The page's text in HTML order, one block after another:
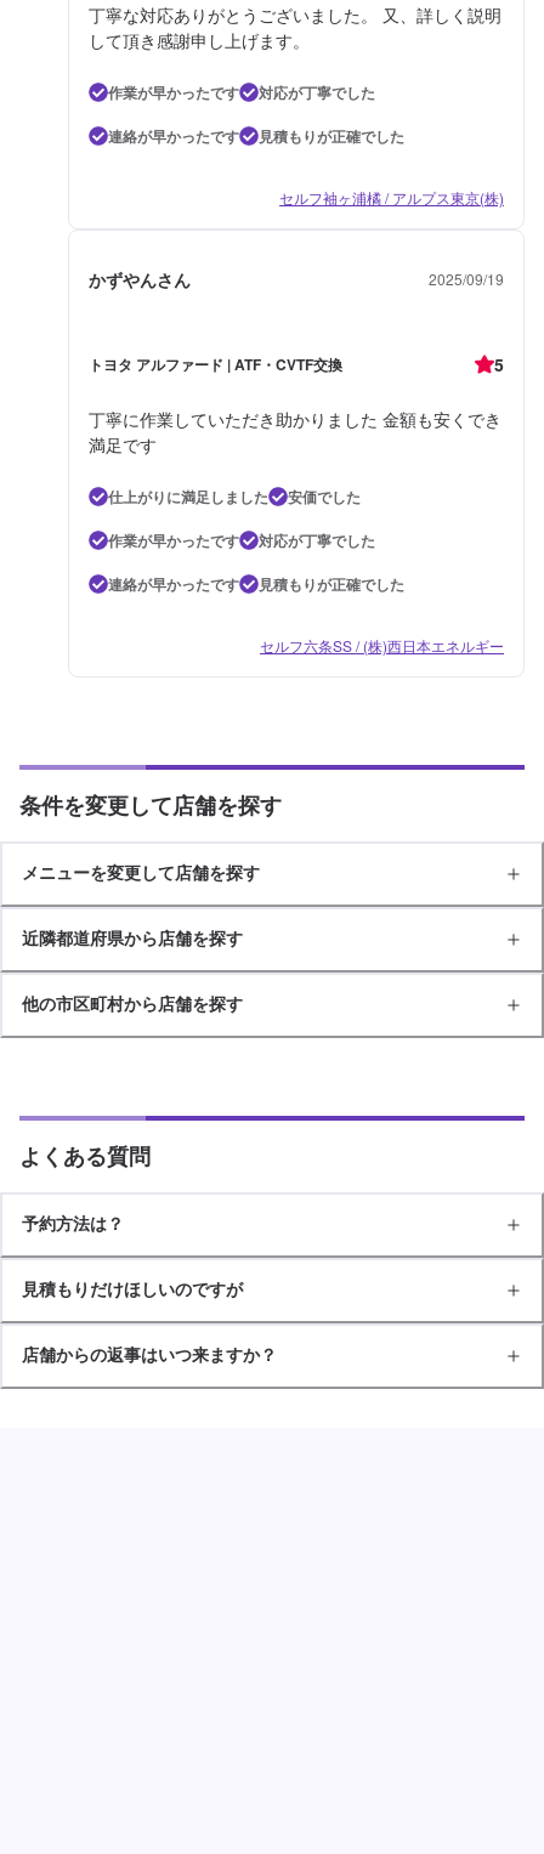
丁寧な対応ありがとうございました。 又、詳しく説明
して頂き感謝申し上げます。
作業が早かったです
対応が丁寧でした
連絡が早かったです
見積もりが正確でした
セルフ袖ヶ浦橘 / アルプス東京(株)
かずやんさん 2025/09/19
トヨタ アルファード | ATF・CVTF交換 5
丁寧に作業していただき助かりました 金額も安くでき
満足です
仕上がりに満足しました
安価でした
作業が早かったです
対応が丁寧でした
連絡が早かったです
見積もりが正確でした
セルフ六条SS / (株)西日本エネルギー
条件を変更して店舗を探す
メニューを変更して店舗を探す
近隣都道府県から店舗を探す
他の市区町村から店舗を探す
よくある質問
予約方法は？
見積もりだけほしいのですが
店舗からの返事はいつ来ますか？